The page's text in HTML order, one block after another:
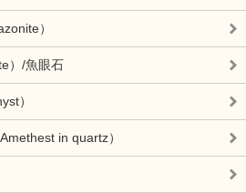
）
）/魚眼石
）
in quartz）